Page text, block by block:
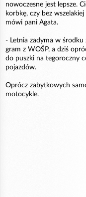
nowoczesne jest lepsze.
korbkę, czy bez
mówi pani Agata.
- Letnia zadyma w
gram z WOŚP, a dziś
do puszki na tegoroczny
pojazdów.
Oprócz zabytkowych
motocykle.